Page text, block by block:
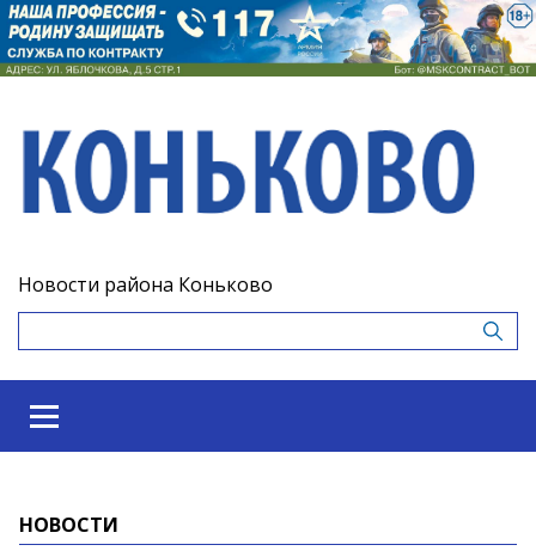
Новости района Коньково
НОВОСТИ